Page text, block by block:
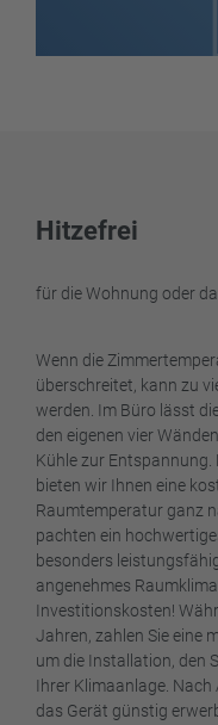
Hitzefrei
für die Wohnung oder
Wenn die
überschreitet, kann zu
werden. Im Büro lässt
den eigenen vier
Kühle zur
bieten wir Ihnen eine
Raumtemperatur ganz
pachten ein
besonders
angenehmes
Investitionskosten!
Jahren, zahlen Sie eine
um die Installation, den
Ihrer Klimaanlage.
das Gerät günstig